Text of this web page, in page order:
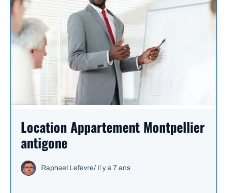
Location Appartement Montpellier
antigone
Raphael Lefevre/ Il y a 7 ans